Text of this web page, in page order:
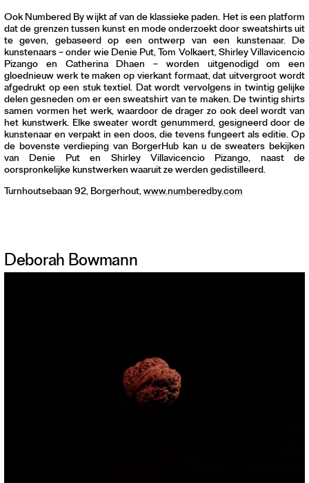
Ook Numbered By wijkt af van de klassieke paden. Het is een platform
dat de grenzen tussen kunst en mode onderzoekt door sweatshirts uit
te geven, gebaseerd op een ontwerp van een kunstenaar. De
kunstenaars – onder wie Denie Put, Tom Volkaert, Shirley Villavicencio
Pizango en Catherina Dhaen – worden uitgenodigd om een
gloednieuw werk te maken op vierkant formaat, dat uitvergroot wordt
afgedrukt op een stuk textiel. Dat wordt vervolgens in twintig gelijke
delen gesneden om er een sweatshirt van te maken. De twintig shirts
samen vormen het werk, waardoor de drager zo ook deel wordt van
het kunstwerk. Elke sweater wordt genummerd, gesigneerd door de
kunstenaar en verpakt in een doos, die tevens fungeert als editie. Op
de bovenste verdieping van BorgerHub kan u de sweaters bekijken
van Denie Put en Shirley Villavicencio Pizango, naast de
oorspronkelijke kunstwerken waaruit ze werden gedistilleerd.
Turnhoutsebaan 92, Borgerhout,www.numberedby.com
Deborah Bowmann